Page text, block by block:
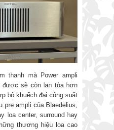
thanh mà Power ampli
được sẽ còn lan tỏa hơn
bộ khuếch đại công suất
ampli của Blaedelius,
loa center, surround hay
thương hiệu loa cao